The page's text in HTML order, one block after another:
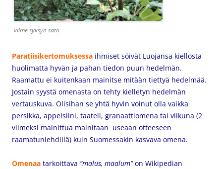
viime syksyn sato
Paratiisikertomuksessa ihmiset söivät Luojansa kiellosta
huolimatta hyvän ja pahan tiedon puun hedelmän.
Raamattu ei kuitenkaan mainitse mitään tiettyä hedelmää.
Jostain syystä omenasta on tehty kielletyn hedelmän
vertauskuva. Olisihan se yhtä hyvin voinut olla vaikka
persikka, appelsiini, taateli, granaattiomena tai viikuna (2
viimeksi mainittua mainitaan useaan otteeseen
raamatunlehdillä) kuin Suomessakin kasvava omena.
Omenaa tarkoittava ”malus, maalum”on Wikipedian